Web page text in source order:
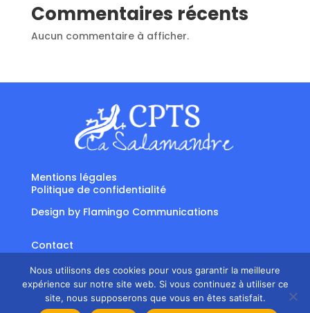
Commentaires récents
Aucun commentaire à afficher.
Mentions légales
Politique de confidentialité
Design by Flamingo Communications
Contact
Suivre
Suivre
Suivre Suivre
Nous utilisons des cookies pour vous garantir la meilleure
expérience sur notre site web. Si vous continuez à utiliser ce
site, nous supposerons que vous en êtes satisfait.